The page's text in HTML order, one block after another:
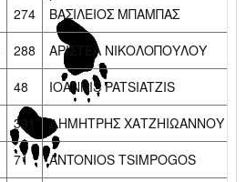
274
ΒΑΣΙΛΕΙΟΣ ΜΠΑΜΠΑΣ
288
ΑΡΙΣΤΕΑ ΝΙΚΟΛΟΠΟΥΛΟΥ
48
IOANNIS PATSIATZIS
391
ΔΗΜΗΤΡΗΣ ΧΑΤΖΗΙΩΑΝΝΟΥ
71
ANTONIOS TSIMPOGOS